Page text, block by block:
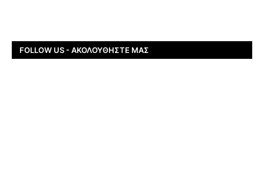
FOLLOW US - ΑΚΟΛΟΥΘΉΣΤΕ ΜΑΣ